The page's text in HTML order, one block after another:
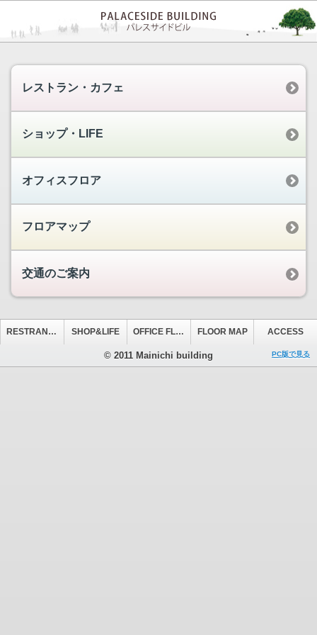
レストラン・カフェ
ショップ・LIFE
オフィスフロア
フロアマップ
交通のご案内
RESTRANT&CAFE SHOP&LIFE OFFICE FLOOR FLOOR MAP ACCESS
© 2011 Mainichi building PC版で見る